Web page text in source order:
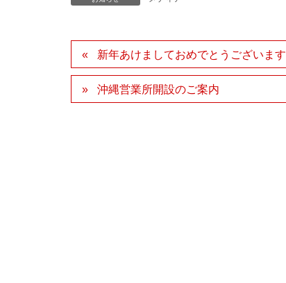
新年あけましておめでとうございます
沖縄営業所開設のご案内